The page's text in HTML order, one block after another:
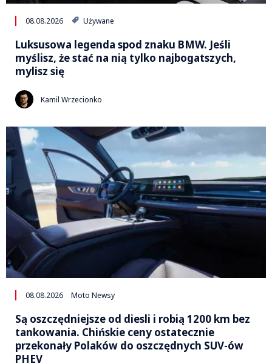
08.08.2026 Używane
Luksusowa legenda spod znaku BMW. Jeśli
myślisz, że stać na nią tylko najbogatszych,
mylisz się
Kamil Wrzecionko
08.08.2026 Moto Newsy
Są oszczędniejsze od diesli i robią 1200 km bez
tankowania. Chińskie ceny ostatecznie
przekonały Polaków do oszczędnych SUV-ów
PHEV